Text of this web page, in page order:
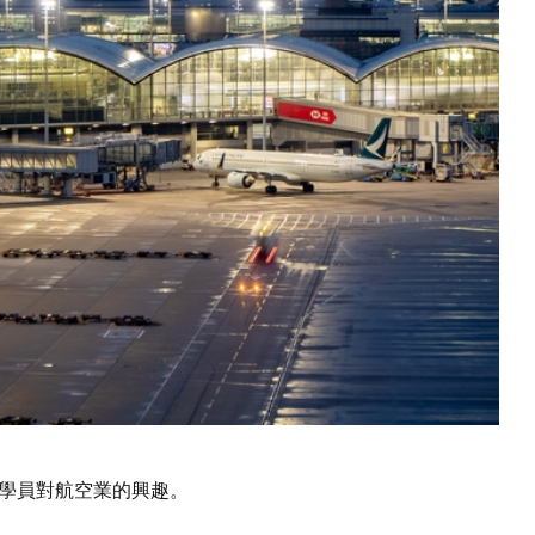
對航空業的興趣。